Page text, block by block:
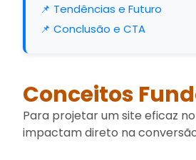
📌 Tendências e Futuro
📌 Conclusão e CTA
Conceitos
Para projetar um site eficaz
impactam direto na